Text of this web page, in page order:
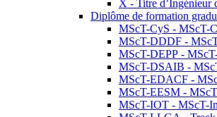
X - Titre d’Ingénieur
Diplôme de formation
MScT-CyS - MScT-
MScT-DDDF -
MScT-DEPP -
MScT-DSAIB -
MScT-EDACF -
MScT-EESM -
MScT-IOT - MScT-